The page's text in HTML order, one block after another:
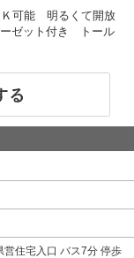
Ｋ可能 明るくて開放
ゼット付き トール
営住宅入口 バス7分 停歩